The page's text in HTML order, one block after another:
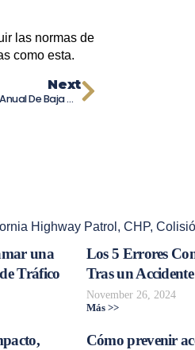
las normas de
como esta.
Next
Enfrentamiento Armado En Carrera Anual De Baja California Deja Múltiples Muertos Y Heridos
Highway Patrol , CHP,
una
Tráfico
Los 5 Errores
Tras un
November 26, 2024
Más >>
Cómo prevenir